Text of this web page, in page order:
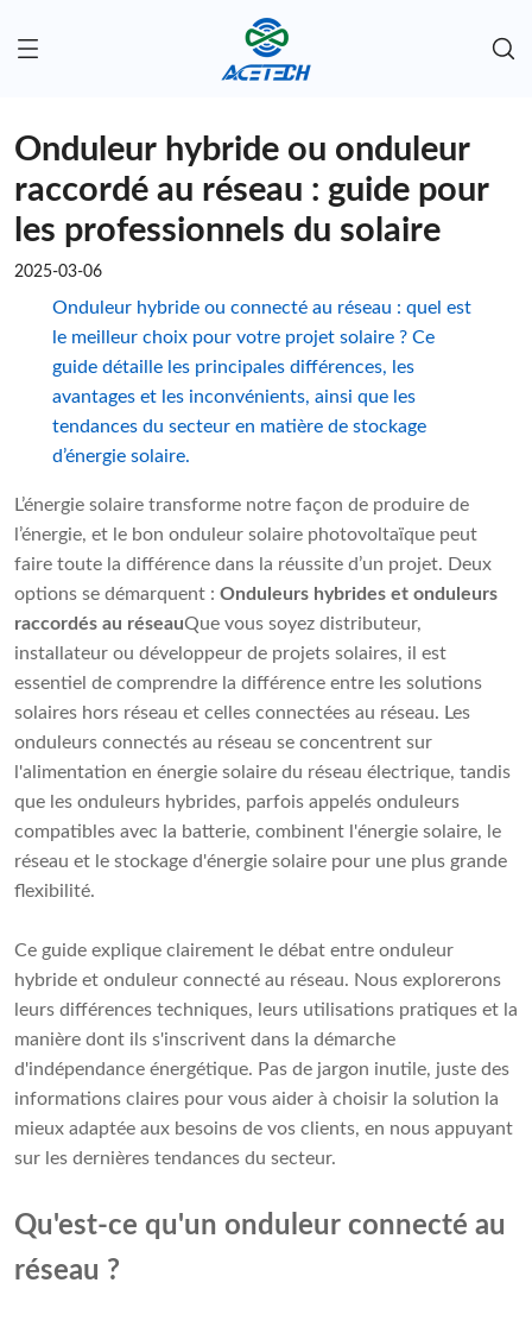
Onduleur hybride ou onduleur
raccordé au réseau : guide pour
les professionnels du solaire
2025-03-06
Onduleur hybride ou connecté au réseau : quel est
le meilleur choix pour votre projet solaire ? Ce
guide détaille les principales différences, les
avantages et les inconvénients, ainsi que les
tendances du secteur en matière de stockage
d’énergie solaire.
L’énergie solaire transforme notre façon de produire de
l’énergie, et le bon onduleur solaire photovoltaïque peut
faire toute la différence dans la réussite d’un projet. Deux
options se démarquent : Onduleurs hybrides et onduleurs
raccordés au réseauQue vous soyez distributeur,
installateur ou développeur de projets solaires, il est
essentiel de comprendre la différence entre les solutions
solaires hors réseau et celles connectées au réseau. Les
onduleurs connectés au réseau se concentrent sur
l'alimentation en énergie solaire du réseau électrique, tandis
que les onduleurs hybrides, parfois appelés onduleurs
compatibles avec la batterie, combinent l'énergie solaire, le
réseau et le stockage d'énergie solaire pour une plus grande
flexibilité.
Ce guide explique clairement le débat entre onduleur
hybride et onduleur connecté au réseau. Nous explorerons
leurs différences techniques, leurs utilisations pratiques et la
manière dont ils s'inscrivent dans la démarche
d'indépendance énergétique. Pas de jargon inutile, juste des
informations claires pour vous aider à choisir la solution la
mieux adaptée aux besoins de vos clients, en nous appuyant
sur les dernières tendances du secteur.
Qu'est-ce qu'un onduleur connecté au
réseau ?